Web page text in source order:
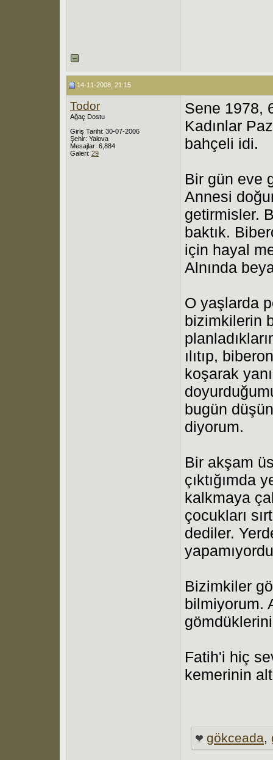
14-11-2008, 21:15
Todor
Ağaç Dostu
Giriş Tarihi: 30-07-2006
Şehir: Yalova
Mesajlar: 6,884
Galeri: 29
Sene 1978,
Kadınlar
bahçeli idi.
Bir gün eve
Annesi
getirmisler.
baktık.
için hayal
Alnında
O yaşlarda
bizimkilerin
ılıtıp,
koşarak
bugün
diyorum.
Bir akşam
çıktığımda
kalkmaya
çocukları
dediler.
Bizimkiler
bilmiyorum.
Fatih'i hiç
kemerinin
gökceada,